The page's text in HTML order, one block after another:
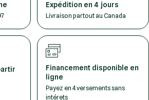
Expédition en 4 jours
Livraison partout au Canada
Financement disponible en
ligne
Payez en 4 versements sans
intérets